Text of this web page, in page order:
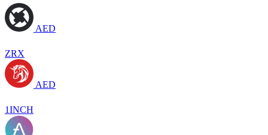
AED
ZRX
AED
1INCH